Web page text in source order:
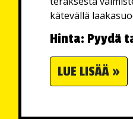
kätevällä
Hinta: Pyydä
LUE LISÄÄ »